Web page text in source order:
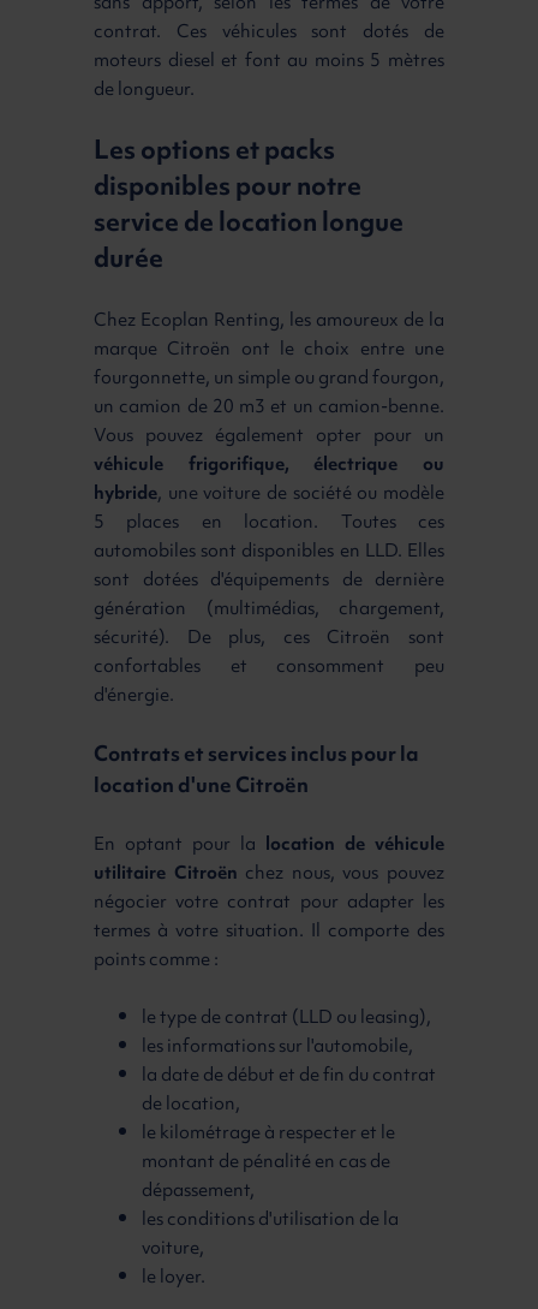
contrat. Ces véhicules sont dotés de
moteurs diesel et font au moins 5 mètres
de longueur.
Les options et packs
disponibles pour notre
service de location longue
durée
Chez Ecoplan Renting, les amoureux de la
marque Citroën ont le choix entre une
fourgonnette, un simple ou grand fourgon,
un camion de 20 m3 et un camion-benne.
Vous pouvez également opter pour un
véhicule frigorifique, électrique ou
hybride, une voiture de société ou modèle
5 places en location. Toutes ces
automobiles sont disponibles en LLD. Elles
sont dotées d'équipements de dernière
génération (multimédias, chargement,
sécurité). De plus, ces Citroën sont
confortables et consomment peu
d'énergie.
Contrats et services inclus pour la
location d'une Citroën
En optant pour la location de véhicule
utilitaire Citroën chez nous, vous pouvez
négocier votre contrat pour adapter les
termes à votre situation. Il comporte des
points comme :
le type de contrat (LLD ou leasing),
les informations sur l'automobile,
la date de début et de fin du contrat
de location,
le kilométrage à respecter et le
montant de pénalité en cas de
dépassement,
les conditions d'utilisation de la
voiture,
le loyer.